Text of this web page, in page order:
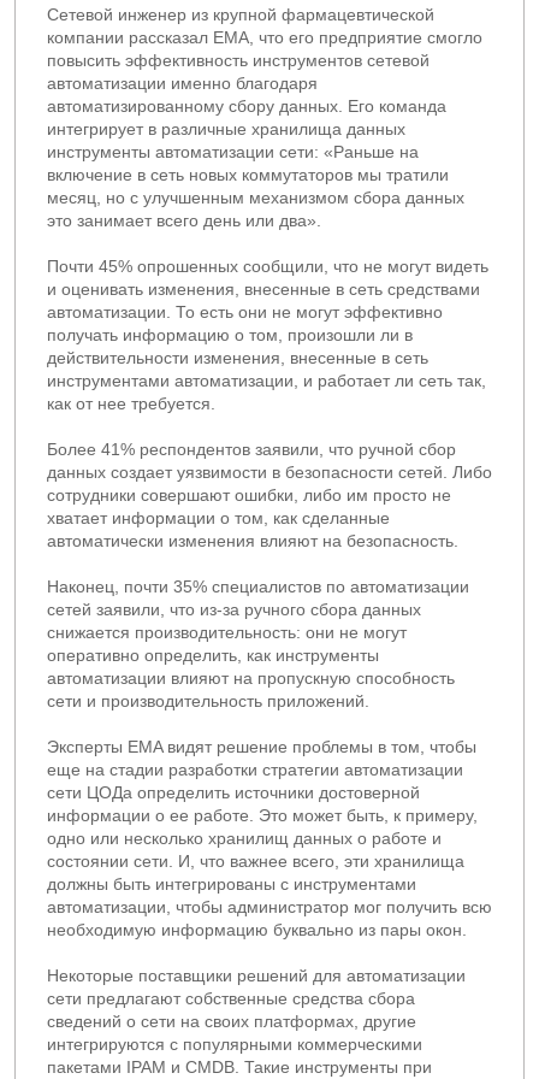
Сетевой инженер из крупной фармацевтической
компании рассказал EMA, что его предприятие смогло
повысить эффективность инструментов сетевой
автоматизации именно благодаря
автоматизированному сбору данных. Его команда
интегрирует в различные хранилища данных
инструменты автоматизации сети: «Раньше на
включение в сеть новых коммутаторов мы тратили
месяц, но с улучшенным механизмом сбора данных
это занимает всего день или два».
Почти 45% опрошенных сообщили, что не могут видеть
и оценивать изменения, внесенные в сеть средствами
автоматизации. То есть они не могут эффективно
получать информацию о том, произошли ли в
действительности изменения, внесенные в сеть
инструментами автоматизации, и работает ли сеть так,
как от нее требуется.
Более 41% респондентов заявили, что ручной сбор
данных создает уязвимости в безопасности сетей. Либо
сотрудники совершают ошибки, либо им просто не
хватает информации о том, как сделанные
автоматически изменения влияют на безопасность.
Наконец, почти 35% специалистов по автоматизации
сетей заявили, что из-за ручного сбора данных
снижается производительность: они не могут
оперативно определить, как инструменты
автоматизации влияют на пропускную способность
сети и производительность приложений.
Эксперты EMA видят решение проблемы в том, чтобы
еще на стадии разработки стратегии автоматизации
сети ЦОДа определить источники достоверной
информации о ее работе. Это может быть, к примеру,
одно или несколько хранилищ данных о работе и
состоянии сети. И, что важнее всего, эти хранилища
должны быть интегрированы с инструментами
автоматизации, чтобы администратор мог получить всю
необходимую информацию буквально из пары окон.
Некоторые поставщики решений для автоматизации
сети предлагают собственные средства сбора
сведений о сети на своих платформах, другие
интегрируются с популярными коммерческими
пакетами IPAM и CMDB. Такие инструменты при